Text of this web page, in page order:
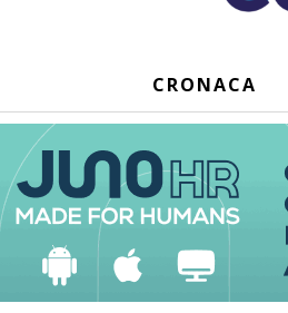
CRONACA